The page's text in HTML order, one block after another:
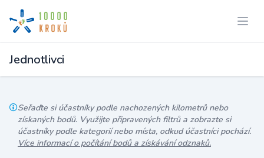
Jednotlivci
Seřaďte si účastníky podle nachozených kilometrů nebo
získaných bodů. Využijte připravených filtrů a zobrazte si
účastníky podle kategorií nebo místa, odkud účastníci pochází.
Více informací o počítání bodů a získávání odznaků.